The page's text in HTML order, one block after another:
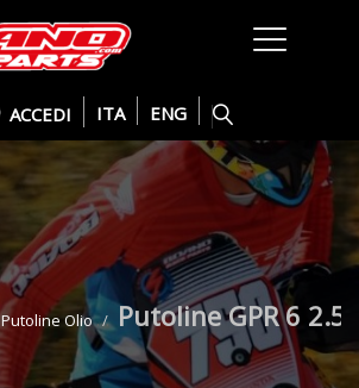
ACCEDI ITA ENG
Putoline Olio Putoline GPR 6